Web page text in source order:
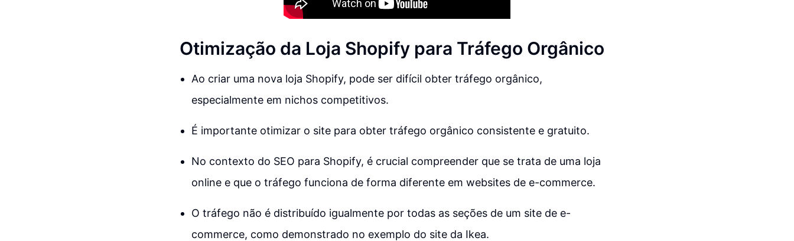
Otimização da Loja Shopify para Tráfego Orgânico
Ao criar uma nova loja Shopify, pode ser difícil obter tráfego orgânico,
especialmente em nichos competitivos.
É importante otimizar o site para obter tráfego orgânico consistente e gratuito.
No contexto do SEO para Shopify, é crucial compreender que se trata de uma loja
online e que o tráfego funciona de forma diferente em websites de e-commerce.
O tráfego não é distribuído igualmente por todas as seções de um site de e-
commerce, como demonstrado no exemplo do site da Ikea.